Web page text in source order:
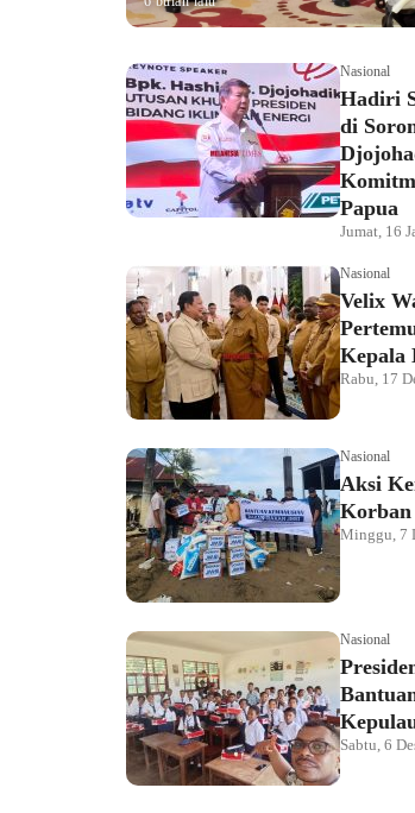
Nasional
Hadiri
di
Papua
Jumat, 16
Nasional
Velix
Kepala
Rabu, 17
Nasional
Aksi
Korban
Minggu, 7
Nasional
Sabtu, 6